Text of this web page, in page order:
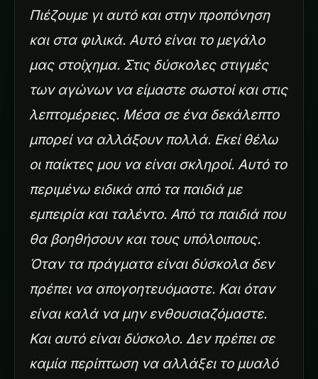
Πιέζουμε γι αυτό και στην προπόνηση
και στα φιλικά. Αυτό είναι το μεγάλο
μας στοίχημα. Στις δύσκολες στιγμές
των αγώνων να είμαστε σωστοί και στις
λεπτομέρειες. Μέσα σε ένα δεκάλεπτο
μπορεί να αλλάξουν πολλά. Εκεί θέλω
οι παίκτες μου να είναι σκληροί. Αυτό το
περιμένω ειδικά από τα παιδιά με
εμπειρία και ταλέντο. Από τα παιδιά που
θα βοηθήσουν και τους υπόλοιπους.
Όταν τα πράγματα είναι δύσκολα δεν
πρέπει να απογοητευόμαστε. Και όταν
είναι καλά να μην ενθουσιαζόμαστε.
Και αυτό είναι δύσκολο. Δεν πρέπει σε
καμία περίπτωση να αλλάξει το μυαλό